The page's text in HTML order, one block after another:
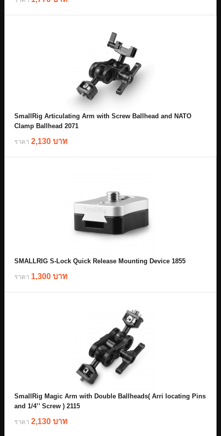
SmallRig Articulating Arm with Screw Ballhead and NATO
Clamp Ballhead 2071
ราคา 2,130 บาท
SMALLRIG S-Lock Quick Release Mounting Device 1855
ราคา 1,300 บาท
SmallRig Magic Arm with Double Ballheads( Arri locating Pins
and 1/4’’ Screw ) 2115
ราคา 2,130 บาท